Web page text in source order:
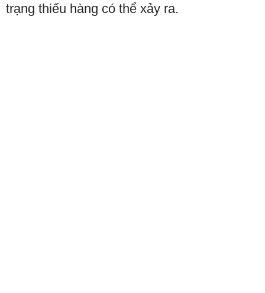
trạng thiếu hàng có thể xảy ra.